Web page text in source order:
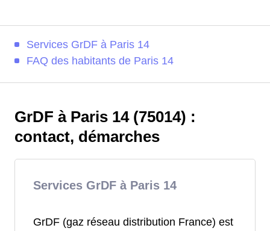
Services GrDF à Paris 14
FAQ des habitants de Paris 14
GrDF à Paris 14 (75014) :
contact, démarches
Services GrDF à Paris 14
GrDF (gaz réseau distribution France) est